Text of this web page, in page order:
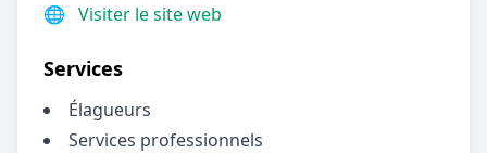
🌐 Visiter le site web
Services
Élagueurs
Services professionnels